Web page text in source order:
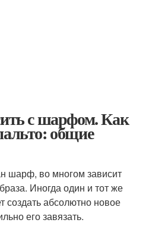
с шарфом. Как
общие
шарф, во многом зависит
Иногда один и тот же
создать абсолютно новое
его завязать.